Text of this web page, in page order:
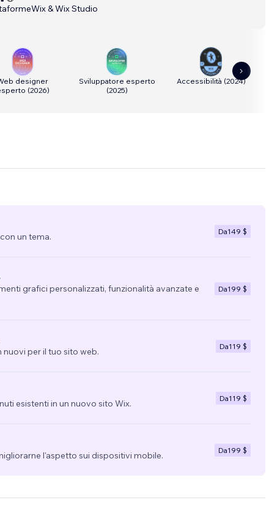
Wix & Wix Studio
designer
(2026)
Sviluppatore esperto
(2025)
Accessibilità (2024)
un tema.
Da149 $
grafici personalizzati, funzionalità avanzate e
Da199 $
nuovi per il tuo sito web.
Da119 $
esistenti in un nuovo sito Wix.
Da119 $
l'aspetto sui dispositivi mobile.
Da199 $